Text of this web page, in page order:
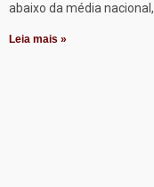
abaixo da média
Leia mais »